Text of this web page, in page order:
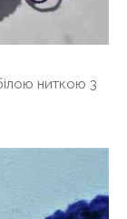
ниткою 3